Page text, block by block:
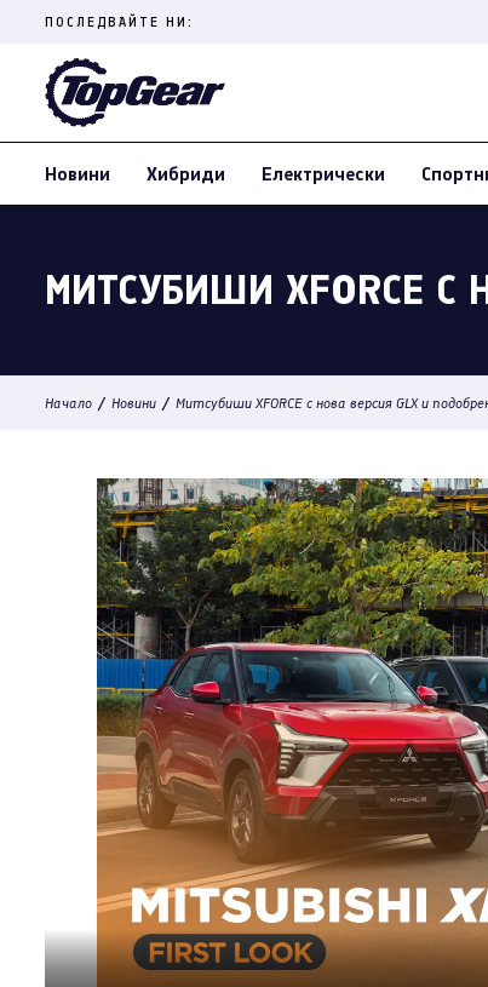
content
(Press
ПОСЛЕДВАЙТЕ НИ:
Новини Хибриди Електрически
МИТСУБИШИ XFORCE С
Начало / Новини / Митсубиши XFORCE с нова версия GLX и